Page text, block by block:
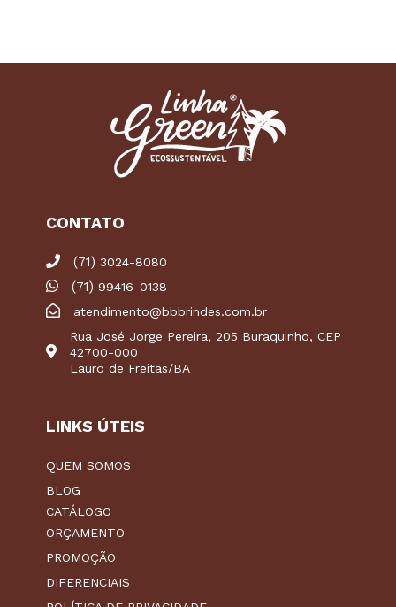
CONTATO
(71) 3024-8080
(71) 99416-0138
atendimento@bbbrindes.com.br
Rua José Jorge Pereira, 205 Buraquinho, CEP
42700-000
Lauro de Freitas/BA
LINKS ÚTEIS
QUEM SOMOS
BLOG
CATÁLOGO
ORÇAMENTO
PROMOÇÃO
DIFERENCIAIS